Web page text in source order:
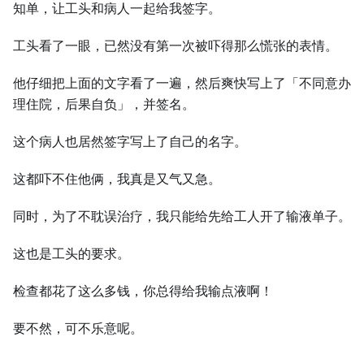
知单，让工头和病人一起给我签字。
工头看了一眼，已然没有第一次被吓得那么慌张的表情。
他仔细把上面的文字看了一遍，然后爽快写上了「不同意办
理住院，后果自负」，并签名。
这个病人也居然签字写上了自己的名字。
这都吓不住他俩，我真是又气又急。
同时，为了不耽误治疗，我只能给先给工人开了输液单子。
这也是工头的要求。
检查都花了这么多钱，你总得给我输点液啊！
要不然，可不乐意呢。